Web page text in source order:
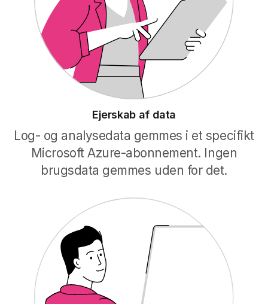
Ejerskab af data
Log- og analysedata gemmes i et specifikt
Microsoft Azure-abonnement. Ingen
brugsdata gemmes uden for det.